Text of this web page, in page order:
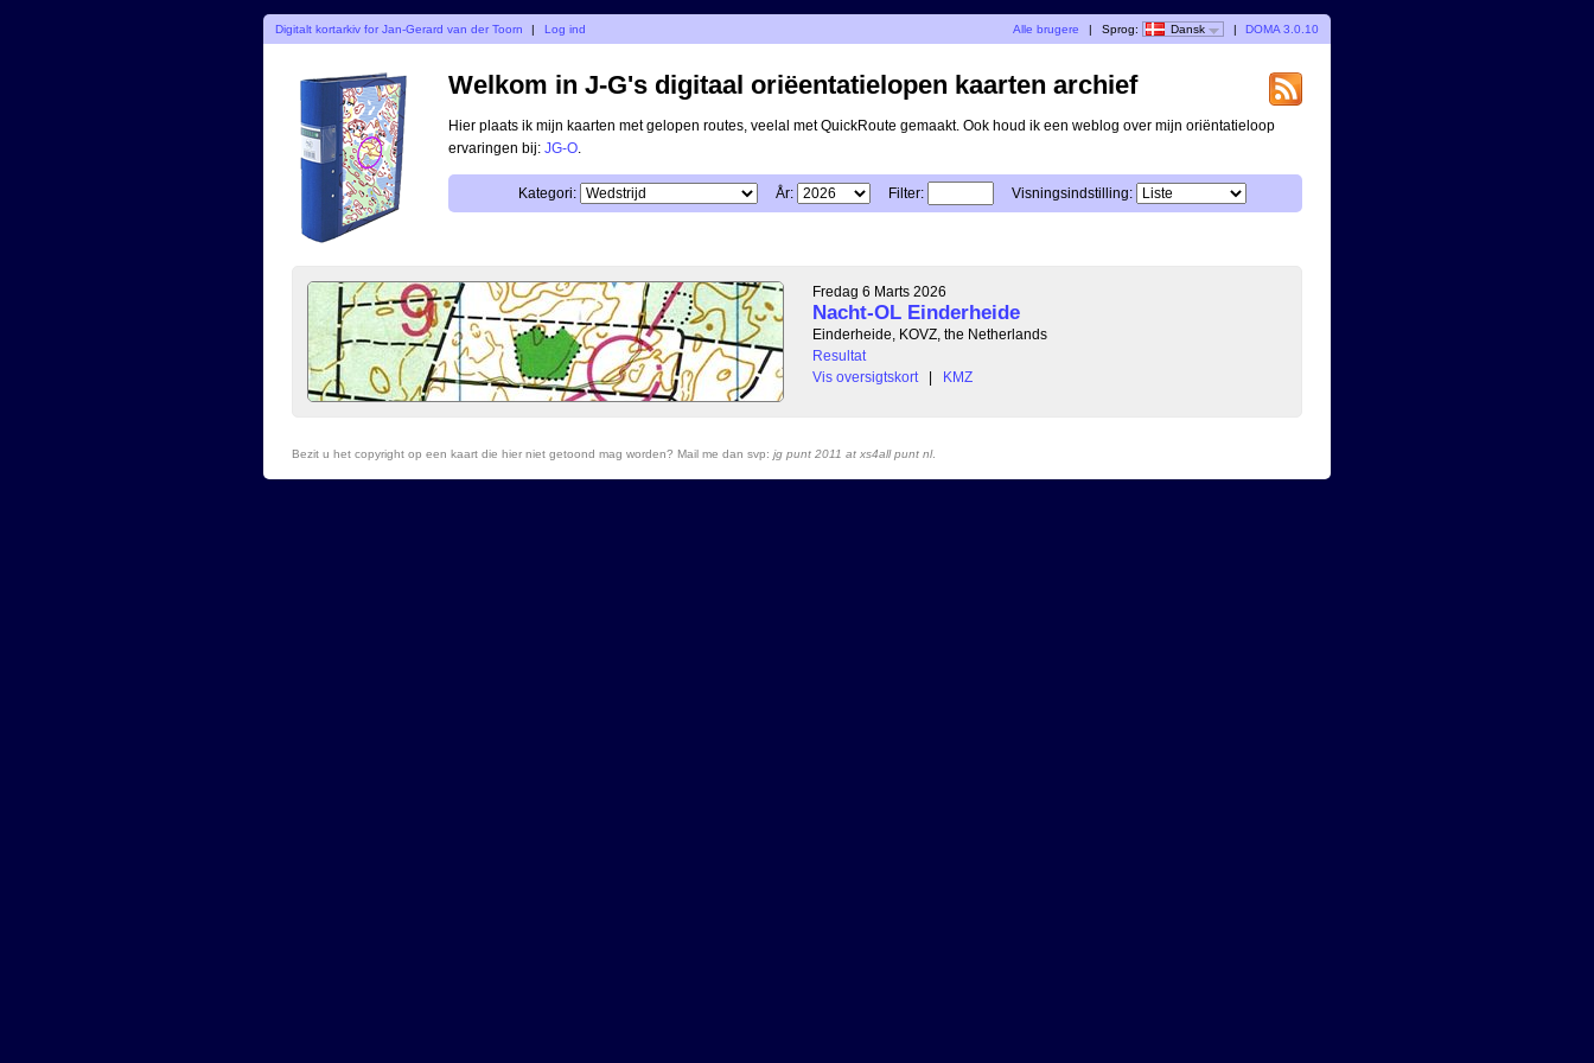
Digitalt kortarkiv for Jan-Gerard van der Toorn | Log ind Alle brugere | Sprog: Dansk | DOMA 3.0.10
Welkom in J-G's digitaal oriëentatielopen kaarten archief
Hier plaats ik mijn kaarten met gelopen routes, veelal met QuickRoute gemaakt. Ook houd ik een weblog over mijn oriëntatieloop
ervaringen bij: JG-O
Kategori: År: Filter: Visningsindstilling:
Fredag 6 Marts 2026
Nacht-OL Einderheide
Einderheide, KOVZ, the Netherlands
Resultat
Vis oversigtskort
| KMZ
Bezit u het copyright op een kaart die hier niet getoond mag worden? Mail me dan svp: jg punt 2011 at xs4all punt nl.